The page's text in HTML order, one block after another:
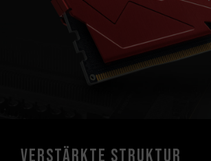
Übertaktungsfrequenz.
TEAMGROUP-
normalen
Bei Problemen mit dem
Motherboard wenden Sie sich
Verstärkte Struktur